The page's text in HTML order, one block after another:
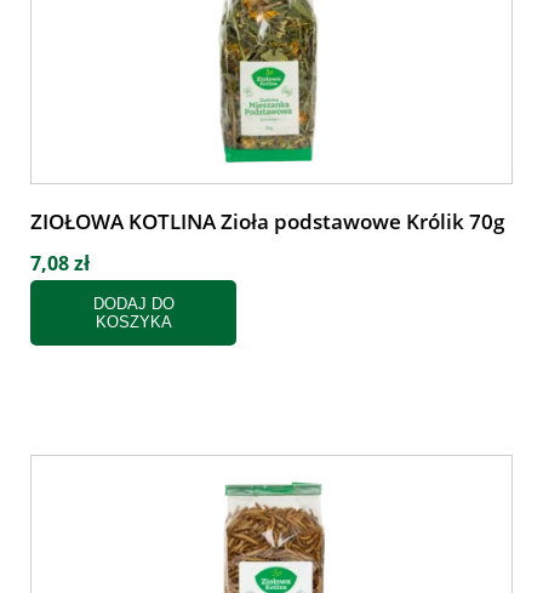
ZIOŁOWA KOTLINA Zioła podstawowe Królik 70g
7,08 zł
DODAJ DO
KOSZYKA